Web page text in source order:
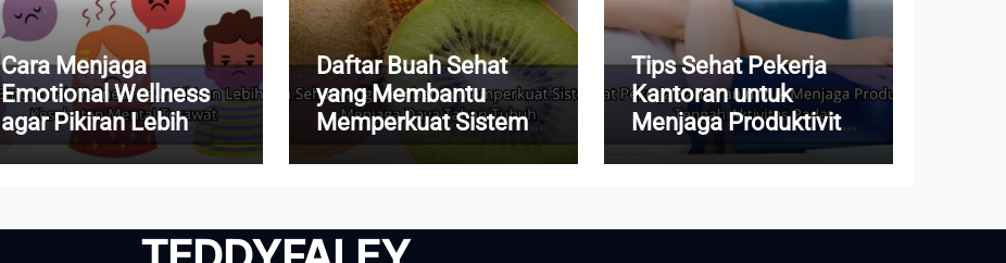
Cara Menjaga
Emotional Wellness
agar Pikiran Lebih
Tenang dan
Daftar Buah Sehat
yang Membantu
Memperkuat Sistem
Imun dan Menjaga
Tips Sehat Pekerja
Kantoran untuk
Menjaga Produktivitas
di Tengah Aktivitas